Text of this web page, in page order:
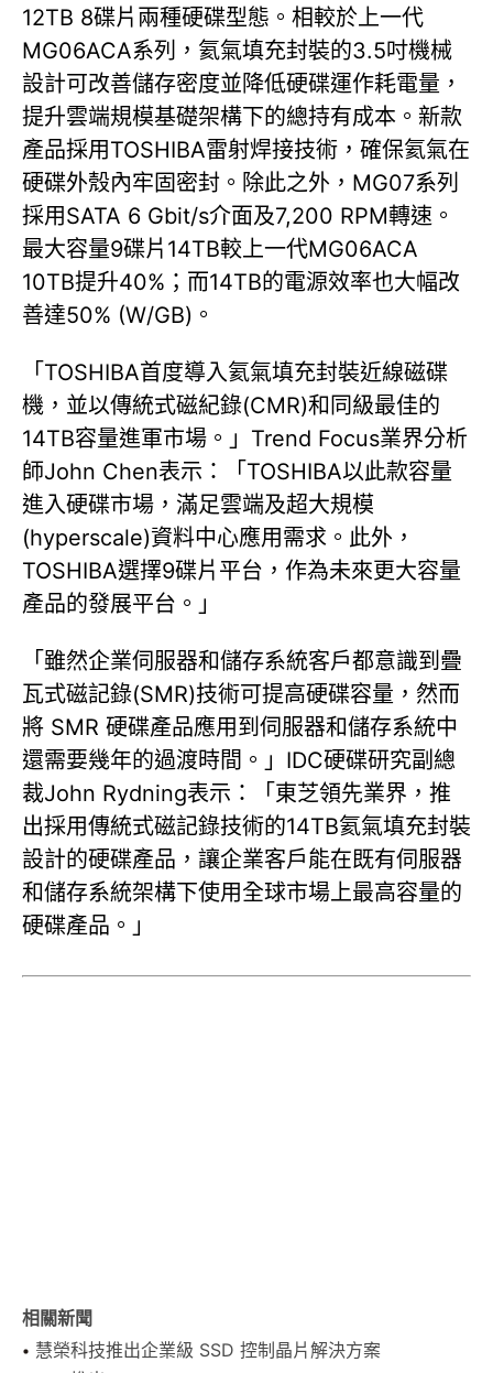
12TB 8碟片兩種硬碟型態。相較於上一代
MG06ACA系列，氦氣填充封裝的3.5吋機械
設計可改善儲存密度並降低硬碟運作耗電量，
提升雲端規模基礎架構下的總持有成本。新款
產品採用TOSHIBA雷射焊接技術，確保氦氣在
硬碟外殼內牢固密封。除此之外，MG07系列
採用SATA 6 Gbit/s介面及7,200 RPM轉速。
最大容量9碟片14TB較上一代MG06ACA
10TB提升40%；而14TB的電源效率也大幅改
善達50% (W/GB)。
「TOSHIBA首度導入氦氣填充封裝近線磁碟
機，並以傳統式磁紀錄(CMR)和同級最佳的
14TB容量進軍市場。」Trend Focus業界分析
師John Chen表示：「TOSHIBA以此款容量
進入硬碟市場，滿足雲端及超大規模
(hyperscale)資料中心應用需求。此外，
TOSHIBA選擇9碟片平台，作為未來更大容量
產品的發展平台。」
「雖然企業伺服器和儲存系統客戶都意識到疊
瓦式磁記錄(SMR)技術可提高硬碟容量，然而
將 SMR 硬碟產品應用到伺服器和儲存系統中
還需要幾年的過渡時間。」IDC硬碟研究副總
裁John Rydning表示：「東芝領先業界，推
出採用傳統式磁記錄技術的14TB氦氣填充封裝
設計的硬碟產品，讓企業客戶能在既有伺服器
和儲存系統架構下使用全球市場上最高容量的
硬碟產品。」
相關新聞
慧榮科技推出企業級 SSD 控制晶片解決方案